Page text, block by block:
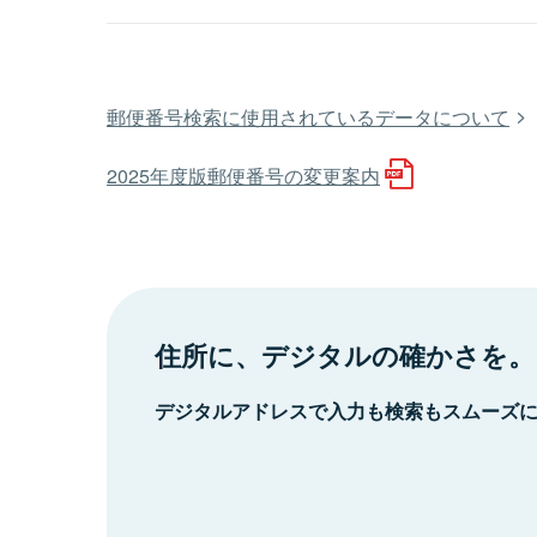
郵便番号検索に使用されているデータについて
2025年度版郵便番号の変更案内
住所に、デジタルの確かさを。
デジタルアドレスで入力も検索もスムーズ